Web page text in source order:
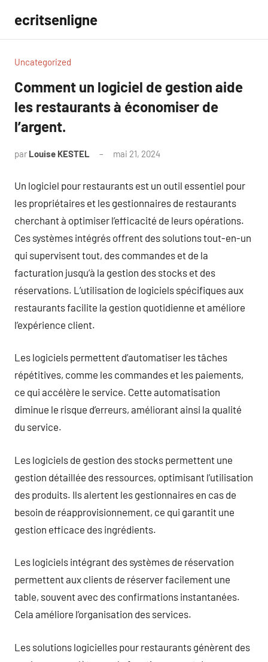
contenu
ecritsenligne
Uncategorized
Comment un logiciel de gestion aide
les restaurants à économiser de
l’argent.
par Louise KESTEL mai 21, 2024
Un logiciel pour restaurants est un outil essentiel pour
les propriétaires et les gestionnaires de restaurants
cherchant à optimiser l’efficacité de leurs opérations.
Ces systèmes intégrés offrent des solutions tout-en-un
qui supervisent tout, des commandes et de la
facturation jusqu’à la gestion des stocks et des
réservations. L’utilisation de logiciels spécifiques aux
restaurants facilite la gestion quotidienne et améliore
l’expérience client.
Les logiciels permettent d’automatiser les tâches
répétitives, comme les commandes et les paiements,
ce qui accélère le service. Cette automatisation
diminue le risque d’erreurs, améliorant ainsi la qualité
du service.
Les logiciels de gestion des stocks permettent une
gestion détaillée des ressources, optimisant l’utilisation
des produits. Ils alertent les gestionnaires en cas de
besoin de réapprovisionnement, ce qui garantit une
gestion efficace des ingrédients.
Les logiciels intégrant des systèmes de réservation
permettent aux clients de réserver facilement une
table, souvent avec des confirmations instantanées.
Cela améliore l’organisation des services.
Les solutions logicielles pour restaurants génèrent des